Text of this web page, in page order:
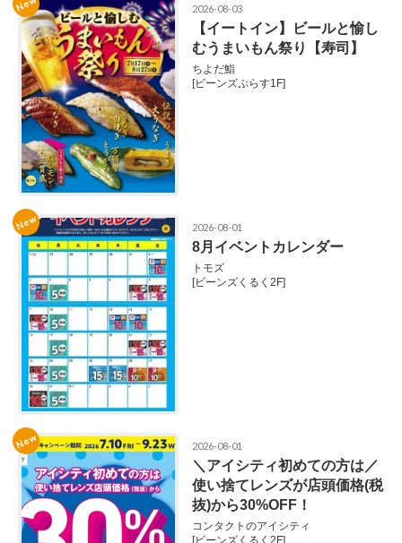
2026-08-03
【イートイン】ビールと愉し
むうまいもん祭り【寿司】
ちよだ鮨
[ビーンズぷらす1F]
New 2026-08-01
8月イベントカレンダー
トモズ
[ビーンズくるく2F]
New 2026-08-01
＼アイシティ初めての方は／
使い捨てレンズが店頭価格(税
抜)から30%OFF！
コンタクトのアイシティ
[ビーンズくるく2F]